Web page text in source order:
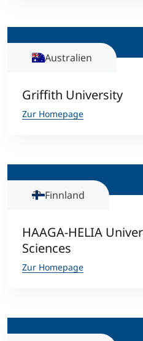
Study Finder
Micro Degrees
Masterclasses
Management-Seminare
Maßgeschneiderte
Executive
Australien
Griffith University
Zur Homepage
Finnland
HAAGA-HELIA
Sciences
Zur Homepage